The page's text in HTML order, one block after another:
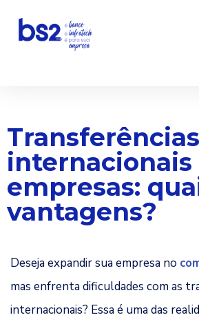
Pular
Transferências
internacionais
empresas:
vantagens?
Deseja expandir sua empresa no
mas enfrenta dificuldades com as
internacionais? Essa é uma das